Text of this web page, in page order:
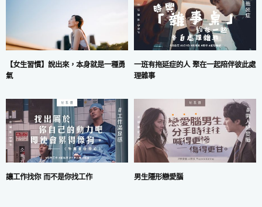
【女生習慣】說出來，本身就是一種勇
氣
一班有拖延症的人 聚在一起陪伴彼此處
理雜事
讓工作找你 而不是你找工作 男生隱形戀愛腦